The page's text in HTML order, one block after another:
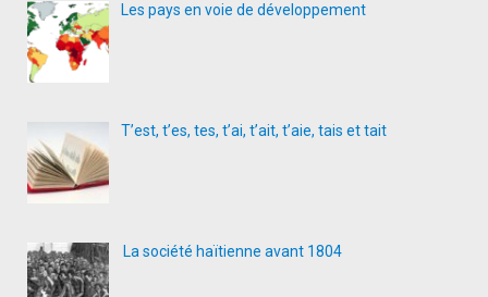
Les pays en voie de développement
T’est, t’es, tes, t’ai, t’ait, t’aie, tais et tait
La société haïtienne avant 1804